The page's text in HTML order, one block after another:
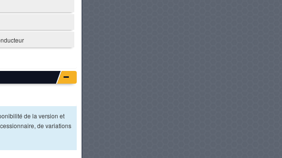
de la version et
de variations